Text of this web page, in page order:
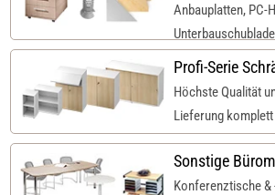
Anbauplatten, PC-
Profi-Serie
Höchste Qualität
Lieferung
Sonstige
Konferenztische &